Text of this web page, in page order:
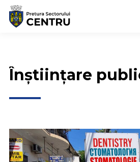
Înștiințare